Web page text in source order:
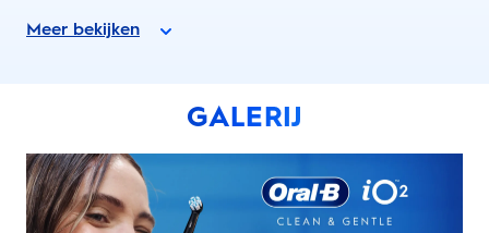
Meer bekijken
GALERIJ